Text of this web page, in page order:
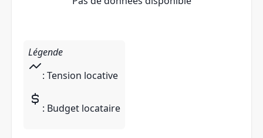
Légende
: Tension locative
: Budget locataire